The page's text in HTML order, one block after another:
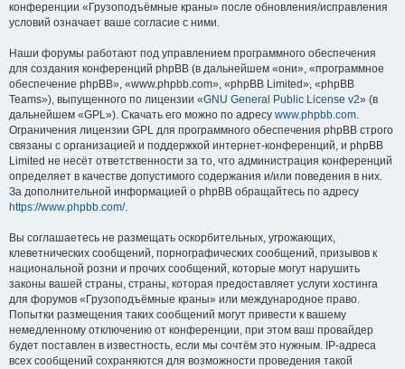
конференции «Грузоподъёмные краны» после обновления/исправления
условий означает ваше согласие с ними.
Наши форумы работают под управлением программного обеспечения
для создания конференций phpBB (в дальнейшем «они», «программное
обеспечение phpBB», «www.phpbb.com», «phpBB Limited», «phpBB
Teams»), выпущенного по лицензии «GNU General Public License v2» (в
дальнейшем «GPL»). Скачать его можно по адресу www.phpbb.com.
Ограничения лицензии GPL для программного обеспечения phpBB строго
связаны с организацией и поддержкой интернет-конференций, и phpBB
Limited не несёт ответственности за то, что администрация конференций
определяет в качестве допустимого содержания и/или поведения в них.
За дополнительной информацией о phpBB обращайтесь по адресу
https://www.phpbb.com/.
Вы соглашаетесь не размещать оскорбительных, угрожающих,
клеветнических сообщений, порнографических сообщений, призывов к
национальной розни и прочих сообщений, которые могут нарушить
законы вашей страны, страны, которая предоставляет услуги хостинга
для форумов «Грузоподъёмные краны» или международное право.
Попытки размещения таких сообщений могут привести к вашему
немедленному отключению от конференции, при этом ваш провайдер
будет поставлен в известность, если мы сочтём это нужным. IP-адреса
всех сообщений сохраняются для возможности проведения такой